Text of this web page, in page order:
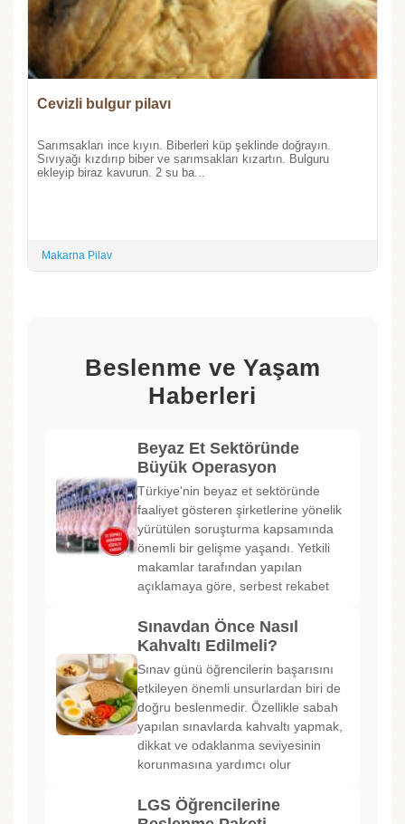
Cevizli bulgur pilavı
Sarımsakları ince kıyın. Biberleri küp şeklinde doğrayın.
Sıvıyağı kızdırıp biber ve sarımsakları kızartın. Bulguru
ekleyip biraz kavurun. 2 su ba...
Makarna Pilav
Beslenme ve Yaşam
Haberleri
Beyaz Et Sektöründe
Büyük Operasyon
Türkiye'nin beyaz et sektöründe
faaliyet gösteren şirketlerine yönelik
yürütülen soruşturma kapsamında
önemli bir gelişme yaşandı. Yetkili
makamlar tarafından yapılan
açıklamaya göre, serbest rekabet
Sınavdan Önce Nasıl
Kahvaltı Edilmeli?
Sınav günü öğrencilerin başarısını
etkileyen önemli unsurlardan biri de
doğru beslenmedir. Özellikle sabah
yapılan sınavlarda kahvaltı yapmak,
dikkat ve odaklanma seviyesinin
korunmasına yardımcı olur
LGS Öğrencilerine